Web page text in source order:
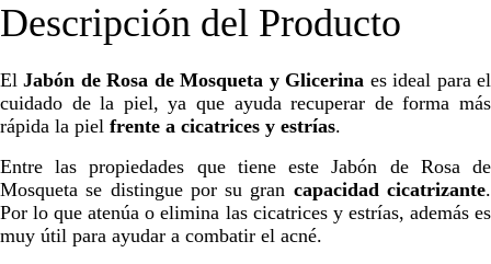
Descripción del Producto
ElJabón de Rosa de Mosqueta y Glicerina es ideal para el
cuidado de la piel, ya que ayuda recuperar de forma más
rápida la piel frente a cicatrices y estrías.
Entre las propiedades que tiene este Jabón de Rosa de
Mosqueta se distingue por su gran capacidad cicatrizante.
Por lo que atenúa o elimina las cicatrices y estrías, además es
muy útil para ayudar a combatir el acné.